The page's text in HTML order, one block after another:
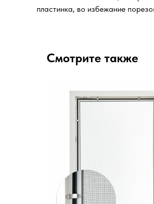
пластинка, во избежание
Смотрите также